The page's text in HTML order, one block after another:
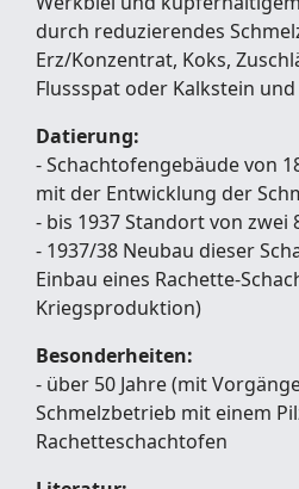
durch reduzierendes
Erz/Konzentrat, Koks,
Flussspat oder Kalkstein
Datierung:
- Schachtofengebäude von
mit der Entwicklung der
- bis 1937 Standort von zwei
- 1937/38 Neubau dieser
Einbau eines Rachette-
Kriegsproduktion)
Besonderheiten:
- über 50 Jahre (mit
Schmelzbetrieb mit einem
Rachetteschachtofen